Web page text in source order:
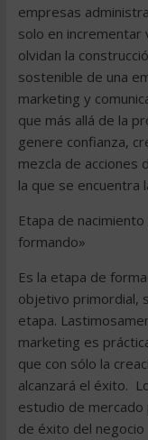
empresas
solo en
olvidan la
sostenible de una
marketing y
que más allá de la
genere confianza,
mezcla de acciones
la que se encuentra
Etapa de
formando»
Es la etapa de
objetivo primordial,
etapa.
marketing es
que con sólo la
alcanzará el éxito.
estudio de
de éxito del negocio